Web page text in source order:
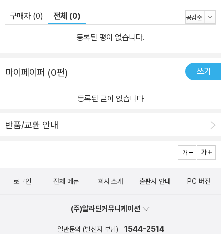
구매자 (0) 전체 (0)
등록된 평이 없습니다.
마이페이퍼 (0편) 쓰기
등록된 글이 없습니다
반품/교환 안내
로그인 전체 메뉴 회사 소개 출판사 안내 PC 버전
(주)알라딘커뮤니케이션
일반문의 (발신자 부담) 1544-2514